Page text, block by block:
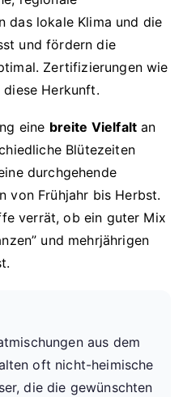
das lokale Klima und die
und fördern die
Zertifizierungen wie
diese Herkunft.
eine breite Vielfalt an
Blütezeiten
durchgehende
von Frühjahr bis Herbst.
verrät, ob ein guter Mix
und mehrjährigen
aus dem
oft nicht-heimische
die die gewünschten